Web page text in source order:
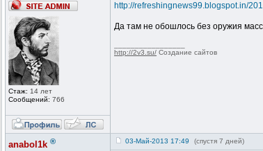
Стаж: 14 лет
Сообщений: 766
http://refreshingnews99.blogspot.in/
Да там не обошлось без оружия
http://2v3.su/ Создание сайтов
anabol1k ® 03-Май-2013 17:49 (спустя 7 дней)